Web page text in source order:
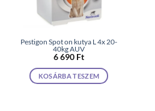
Pestigon Spot on kutya L 4x 20-
40kg AUV
6 690 Ft
KOSÁRBA TESZEM